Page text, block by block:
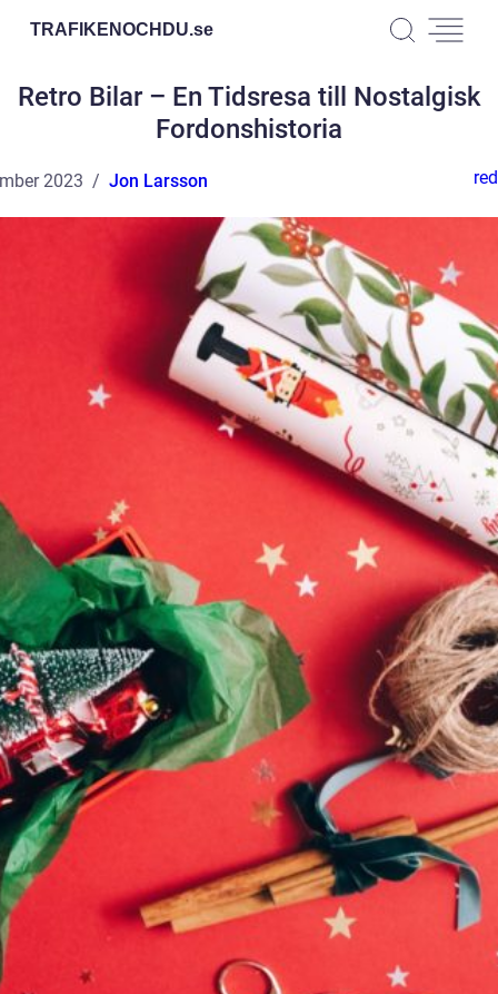
TRAFIKENOCHDU.se
Retro Bilar – En Tidsresa till Nostalgisk
Fordonshistoria
2023 Jon Larsson